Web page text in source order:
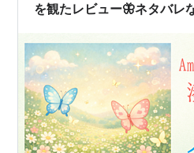
を観たレビュー🦋ネタバレ